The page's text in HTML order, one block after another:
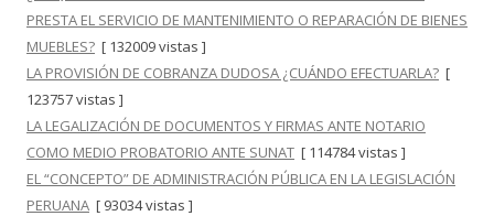
PRESTA EL SERVICIO DE MANTENIMIENTO O REPARACIÓN DE BIENES
MUEBLES? [ 132009 vistas ]
LA PROVISIÓN DE COBRANZA DUDOSA ¿CUÁNDO EFECTUARLA? [
123757 vistas ]
LA LEGALIZACIÓN DE DOCUMENTOS Y FIRMAS ANTE NOTARIO
COMO MEDIO PROBATORIO ANTE SUNAT [ 114784 vistas ]
EL “CONCEPTO” DE ADMINISTRACIÓN PÚBLICA EN LA LEGISLACIÓN
PERUANA [ 93034 vistas ]